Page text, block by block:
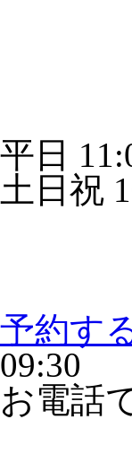
平日
土日祝
予約す
09:30
お電話